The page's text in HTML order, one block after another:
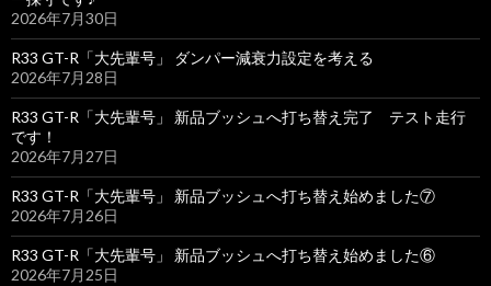
2026年7月30日
R33 GT-R「大先輩号」 ダンパー減衰力設定を考える
2026年7月28日
R33 GT-R「大先輩号」 新品ブッシュへ打ち替え完了 テスト走行
です！
2026年7月27日
R33 GT-R「大先輩号」 新品ブッシュへ打ち替え始めました⑦
2026年7月26日
R33 GT-R「大先輩号」 新品ブッシュへ打ち替え始めました⑥
2026年7月25日